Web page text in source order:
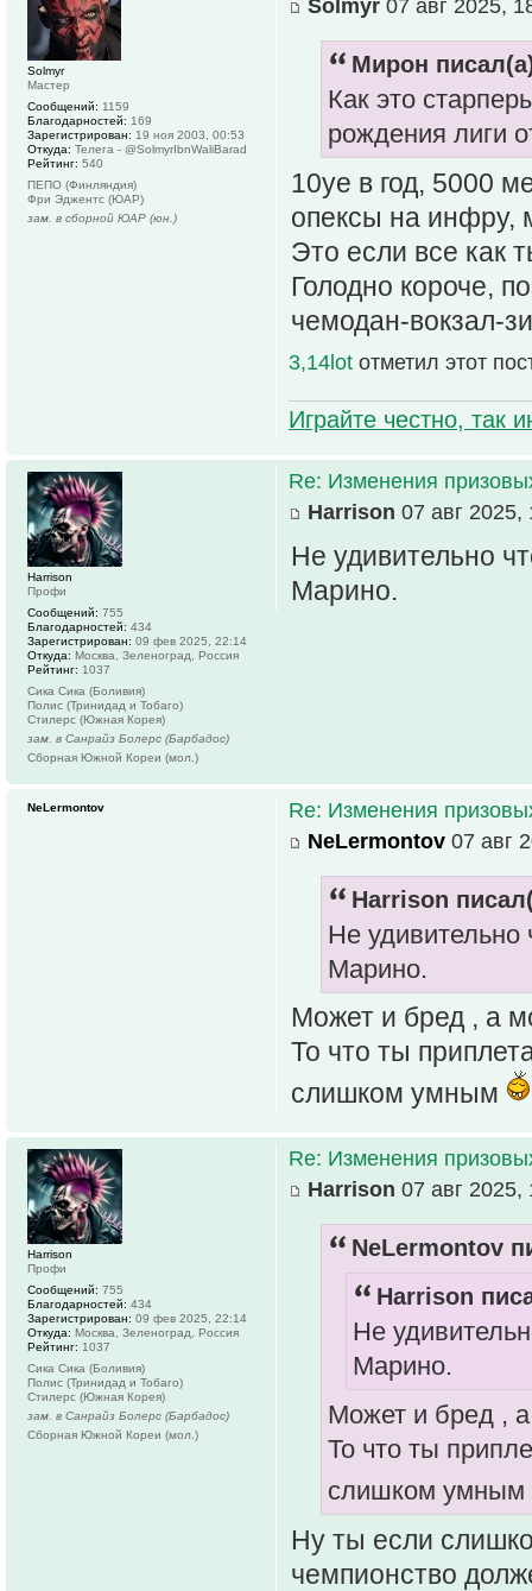
Solmyr 07 авг 2025,
Мирон
Как это
рождения лиги
10уе в год, 5000
опексы на инфру,
Это если все как
Голодно короче,
чемодан-вокзал-
3,14lot отметил этот
Играйте честно, так
Solmyr
Мастер
Сообщений: 1159
Благодарностей: 169
Зарегистрирован: 19 ноя 2003, 00:53
Откуда: Телега - @SolmyrIbnWaliBarad
Рейтинг: 540
ПЕПО (Финляндия)
Фри Эджентс (ЮАР)
зам. в сборной ЮАР (юн.)
Re: Изменения
Harrison 07 авг 2025,
Не удивительно
Марино.
Harrison
Профи
Сообщений: 755
Благодарностей: 434
Зарегистрирован: 09 фев 2025, 22:14
Откуда: Москва, Зеленоград, Россия
Рейтинг: 1037
Сика Сика (Боливия)
Полис (Тринидад и Тобаго)
Стилерс (Южная Корея)
зам. в Санрайз Болерс (Барбадос)
Сборная Южной Кореи (мол.)
Re: Изменения
NeLermontov 07 авг
Harrison
Не удивительно
Марино.
Может и бред , а
То что ты
слишком умным
NeLermontov
Re: Изменения
Harrison 07 авг 2025,
NeLermontov
Harrison
Не
Марино.
Может и бред ,
То что ты
слишком умным
Ну ты если
чемпионство
Harrison
Профи
Сообщений: 755
Благодарностей: 434
Зарегистрирован: 09 фев 2025, 22:14
Откуда: Москва, Зеленоград, Россия
Рейтинг: 1037
Сика Сика (Боливия)
Полис (Тринидад и Тобаго)
Стилерс (Южная Корея)
зам. в Санрайз Болерс (Барбадос)
Сборная Южной Кореи (мол.)